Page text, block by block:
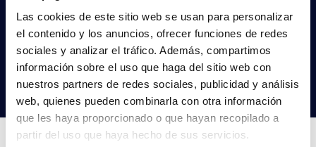
Las cookies de este sitio web se usan para personalizar
el contenido y los anuncios, ofrecer funciones de redes
sociales y analizar el tráfico. Además, compartimos
información sobre el uso que haga del sitio web con
nuestros partners de redes sociales, publicidad y análisis
web, quienes pueden combinarla con otra información
que les haya proporcionado o que hayan recopilado a
partir del uso que haya hecho de sus servicios.
Não encontras o que procuras?
Experimenta a nossa pesquisa avançada
Procurar produtos